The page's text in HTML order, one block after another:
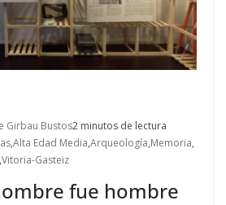
Girbau Bustos2 minutos de lectura
,Alta Edad Media,Arqueología,Memoria,
,Vitoria-Gasteiz
fue hombre